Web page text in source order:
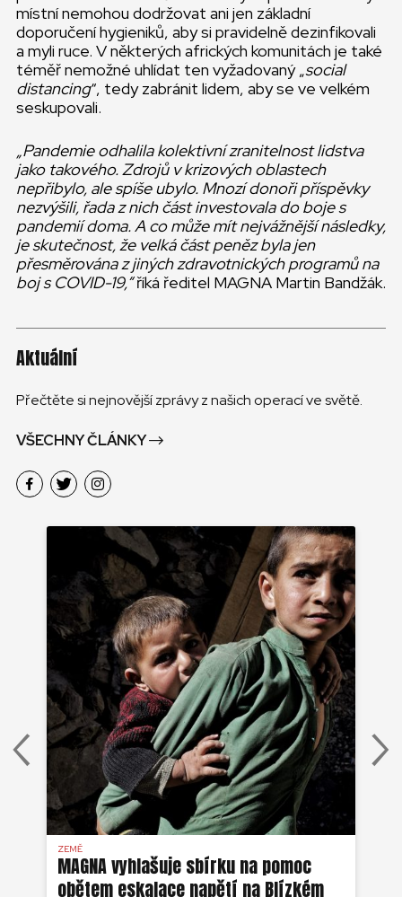
místní nemohou dodržovat ani jen základní
doporučení hygieniků, aby si pravidelně dezinfikovali
a myli ruce. V některých afrických komunitách je také
téměř nemožné uhlídat ten vyžadovaný „social
distancing“, tedy zabránit lidem, aby se ve velkém
seskupovali.
„Pandemie odhalila kolektivní zranitelnost lidstva
jako takového. Zdrojů v krizových oblastech
nepřibylo, ale spíše ubylo. Mnozí donoři příspěvky
nezvýšili, řada z nich část investovala do boje s
pandemií doma. A co může mít nejvážnější následky,
je skutečnost, že velká část peněz byla jen
přesměrována z jiných zdravotnických programů na
boj s COVID-19,“říká ředitel MAGNA Martin Bandžák.
Aktuální
Přečtěte si nejnovější zprávy z našich operací ve světě.
VŠECHNY ČLÁNKY
ZEMĚ
MAGNA vyhlašuje sbírku na pomoc
obětem eskalace napětí na Blízkém